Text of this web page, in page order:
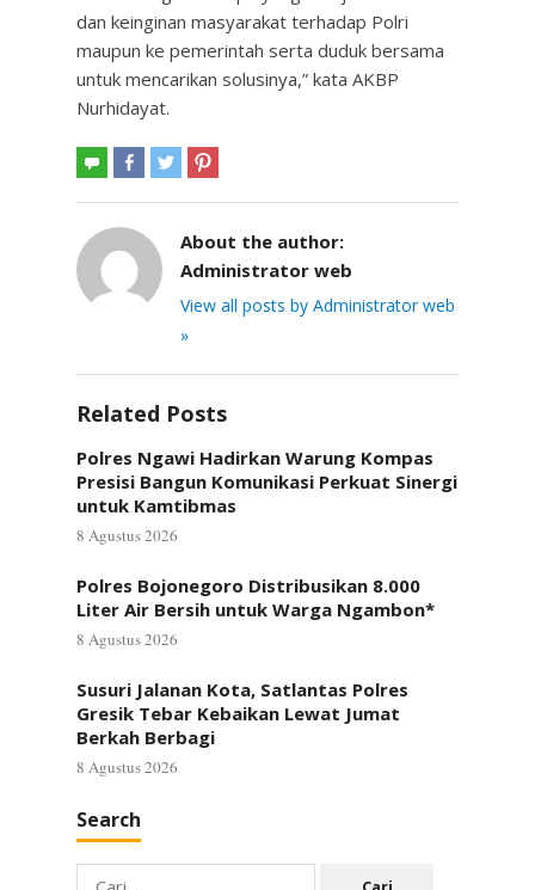
dan keinginan masyarakat terhadap Polri
maupun ke pemerintah serta duduk bersama
untuk mencarikan solusinya,” kata AKBP
Nurhidayat.
About the author:
Administrator web
View all posts by Administrator web
»
Related Posts
Polres Ngawi Hadirkan Warung Kompas
Presisi Bangun Komunikasi Perkuat Sinergi
untuk Kamtibmas
8 Agustus 2026
Polres Bojonegoro Distribusikan 8.000
Liter Air Bersih untuk Warga Ngambon*
8 Agustus 2026
Susuri Jalanan Kota, Satlantas Polres
Gresik Tebar Kebaikan Lewat Jumat
Berkah Berbagi
8 Agustus 2026
Search
Cari